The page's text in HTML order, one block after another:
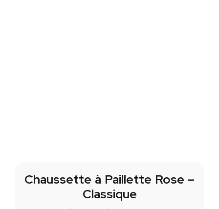
Chaussette à Paillette Rose –
Classique